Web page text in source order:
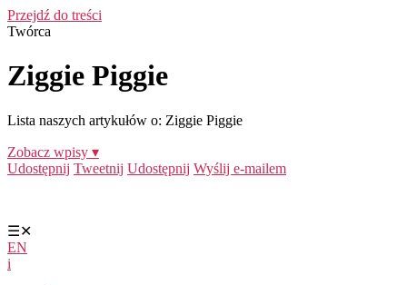
Przejdź do treści
Twórca
Ziggie Piggie
Lista naszych artykułów o: Ziggie Piggie
Zobacz wpisy ▾
Udostępnij Tweetnij Udostępnij Wyślij e-mailem
☰✕
EN
i